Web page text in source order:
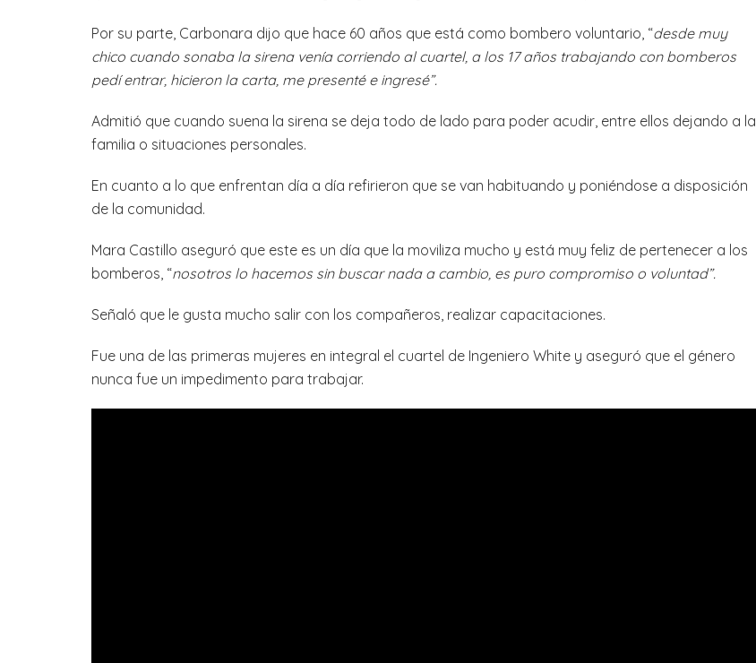
Por su parte, Carbonara dijo que hace 60 años que está como bombero voluntario, “desde muy
chico cuando sonaba la sirena venía corriendo al cuartel, a los 17 años trabajando con bomberos
pedí entrar, hicieron la carta, me presenté e ingresé”.
Admitió que cuando suena la sirena se deja todo de lado para poder acudir, entre ellos dejando a la
familia o situaciones personales.
En cuanto a lo que enfrentan día a día refirieron que se van habituando y poniéndose a disposición
de la comunidad.
Mara Castillo aseguró que este es un día que la moviliza mucho y está muy feliz de pertenecer a los
bomberos, “nosotros lo hacemos sin buscar nada a cambio, es puro compromiso o voluntad”.
Señaló que le gusta mucho salir con los compañeros, realizar capacitaciones.
Fue una de las primeras mujeres en integral el cuartel de Ingeniero White y aseguró que el género
nunca fue un impedimento para trabajar.